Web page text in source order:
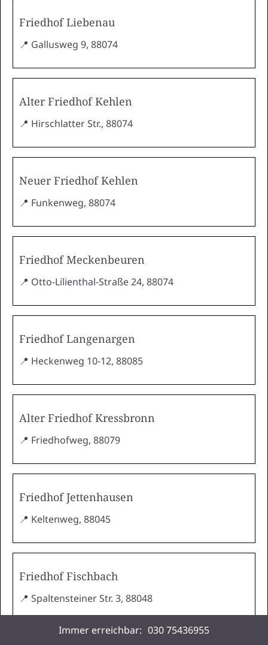
Friedhof Liebenau
📍 Gallusweg 9, 88074
Alter Friedhof Kehlen
📍 Hirschlatter Str., 88074
Neuer Friedhof Kehlen
📍 Funkenweg, 88074
Friedhof Meckenbeuren
📍 Otto-Lilienthal-Straße 24, 88074
Friedhof Langenargen
📍 Heckenweg 10-12, 88085
Alter Friedhof Kressbronn
📍 Friedhofweg, 88079
Friedhof Jettenhausen
📍 Keltenweg, 88045
Friedhof Fischbach
📍 Spaltensteiner Str. 3, 88048
Immer erreichbar: 030 75436955